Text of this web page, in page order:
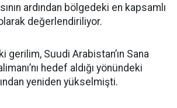
ardından bölgedeki en kapsamlı
değerlendiriliyor.
gerilim, Suudi Arabistan’ın Sana
hedef aldığı yönündeki
yeniden yükselmişti.